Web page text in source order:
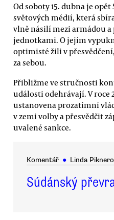
Od soboty 15. dubna je
světových médií, která
vlně násilí mezi armádou
jednotkami. O jejím
optimisté žili v
za sebou.
Přibližme ve stručnosti
události odehrávají. V roce
ustanovena prozatímní
v zemi volby a přesvědčit
uvalené sankce.
Komentář ● Linda
Súdánský